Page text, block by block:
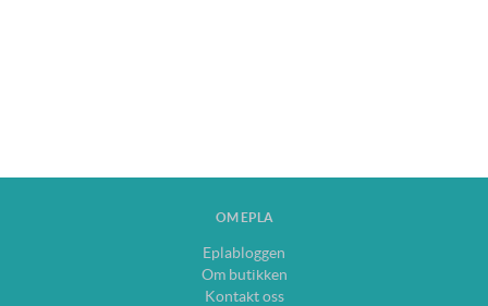
OM EPLA
Eplabloggen
Om butikken
Kontakt oss